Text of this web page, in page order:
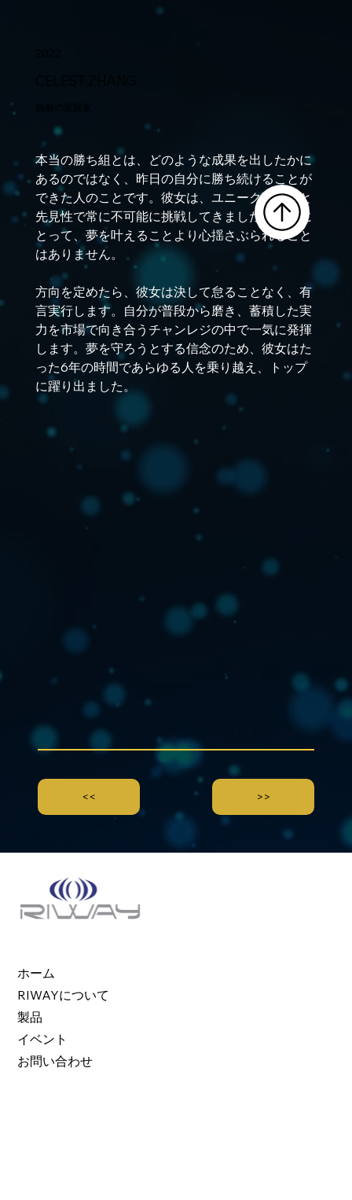
本当の勝ち組とは、どのような成果を出したかに
あるのではなく、昨日の自分に勝ち続けることが
できた人のことです。彼女は、ユニークな考えと
先見性で常に不可能に挑戦してきました。彼女に
とって、夢を叶えることより心揺さぶられること
はありません。
方向を定めたら、彼女は決して怠ることなく、有
言実行します。自分が普段から磨き、蓄積した実
力を市場で向き合うチャンレジの中で一気に発揮
します。夢を守ろうとする信念のため、彼女はた
った6年の時間であらゆる人を乗り越え、トップ
に躍り出ました。
<< >>
ホーム
RIWAYについて
製品
イベント
お問い合わせ